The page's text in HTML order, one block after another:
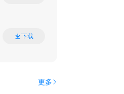
下载
更多